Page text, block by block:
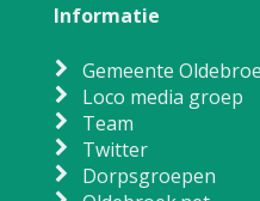
Informatie
Gemeente
Loco media groep
Team
Twitter
Dorpsgroepen